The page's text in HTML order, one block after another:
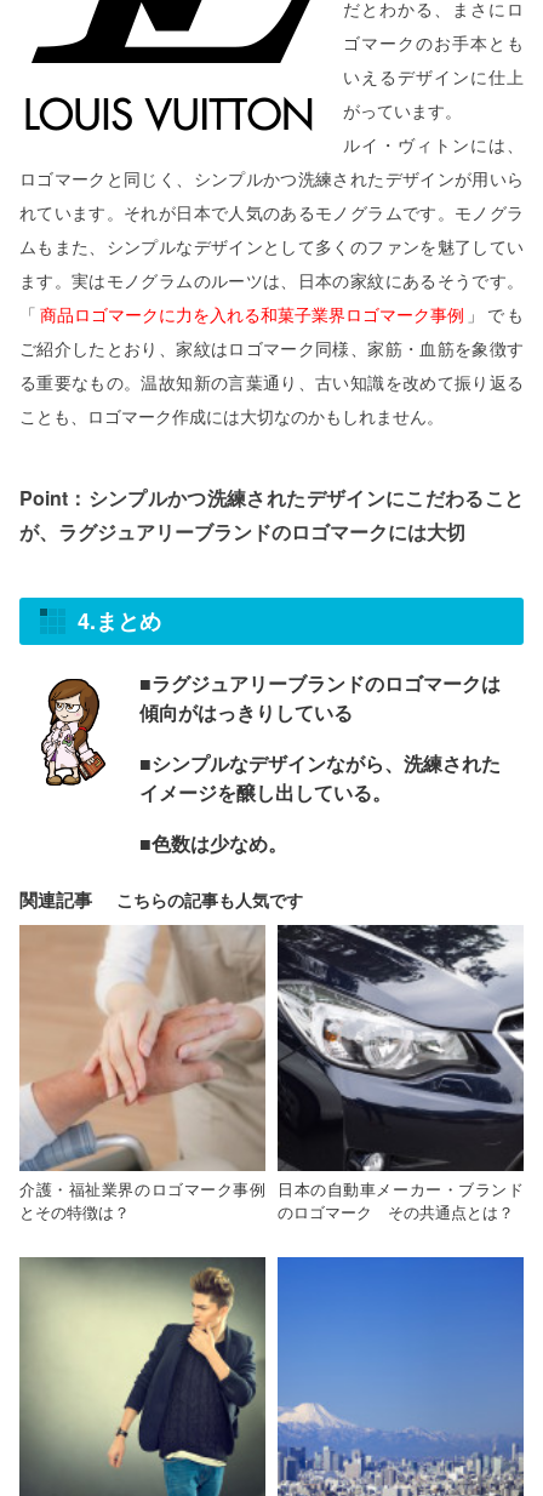
だとわかる、まさにロ
ゴマークのお手本とも
いえるデザインに仕上
がっています。
ルイ・ヴィトンには、
ロゴマークと同じく、シンプルかつ洗練されたデザインが用いら
れています。それが日本で人気のあるモノグラムです。モノグラ
ムもまた、シンプルなデザインとして多くのファンを魅了してい
ます。実はモノグラムのルーツは、日本の家紋にあるそうです。
「 商品ロゴマークに力を入れる和菓子業界ロゴマーク事例 」でも
ご紹介したとおり、家紋はロゴマーク同様、家筋・血筋を象徴す
る重要なもの。温故知新の言葉通り、古い知識を改めて振り返る
ことも、ロゴマーク作成には大切なのかもしれません。
Point：シンプルかつ洗練されたデザインにこだわること
が、ラグジュアリーブランドのロゴマークには大切
4.まとめ
■ラグジュアリーブランドのロゴマークは
傾向がはっきりしている
■シンプルなデザインながら、洗練された
イメージを醸し出している。
■色数は少なめ。
関連記事
介護・福祉業界のロゴマーク事例
とその特徴は？
日本の自動車メーカー・ブランド
のロゴマーク その共通点とは？